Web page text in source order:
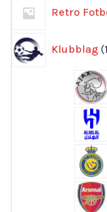
Retro
Klubblag